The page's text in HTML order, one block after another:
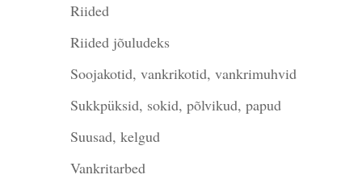
Riided
Riided jõuludeks
Soojakotid, vankrikotid, vankrimuhvid
Sukkpüksid, sokid, põlvikud, papud
Suusad, kelgud
Vankritarbed